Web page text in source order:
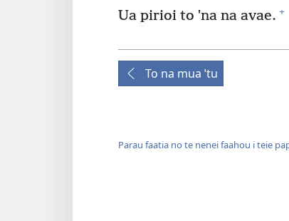
Ua pirioi to ˈna na avae. +
To na mua ˈtu
Parau faatia no te nenei faahou i teie